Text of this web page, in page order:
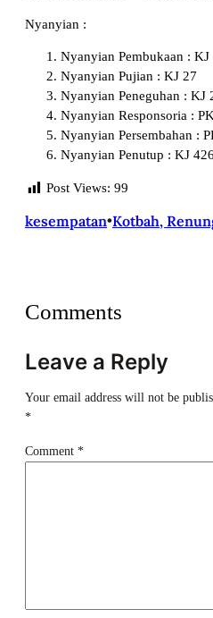
Nyanyian :
Nyanyian Pembukaan : KJ
Nyanyian Pujian : KJ 27
Nyanyian Peneguhan : KJ
Nyanyian Responsoria :
Nyanyian Persembahan :
Nyanyian Penutup : KJ 426
Post Views: 99
kesempatan•Kotbah,
Comments
Leave a Reply
Your email address will not be
*
Comment *